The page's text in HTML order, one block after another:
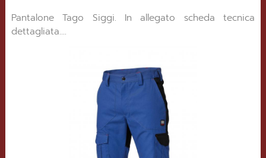
Pantalone Tago Siggi. In allegato scheda tecnica
dettagliata....